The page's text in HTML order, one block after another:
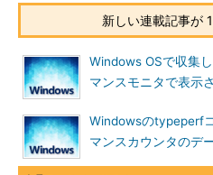
［ディスクの管理］ツールでVHDファイ
ントする
VHDファイルをマウントするには、［操
HDの接続］メニューで行う。
（1）［操作］－［VHDの接続］メニュ
択する。
新しい連載記事が
Windows OSで収集
マンスモニタで表示
Windowsのtypeperf
マンスカウンタのデ